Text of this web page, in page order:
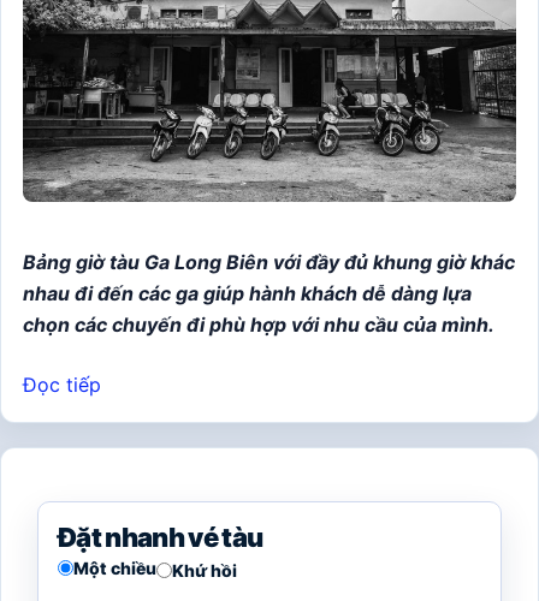
Bảng giờ tàu Ga Long Biên với đầy đủ khung giờ khác
nhau đi đến các ga giúp hành khách dễ dàng lựa
chọn các chuyến đi phù hợp với nhu cầu của mình.
Đọc tiếp
Đặt nhanh vé tàu
Một chiều Khứ hồi